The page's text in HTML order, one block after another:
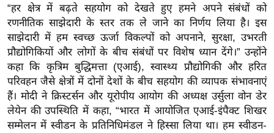
ल
श
ख्सि
य
त
यं
ग
इं
“हर क्षेत्र में बढ़ते सहयोग को देखते हुए हमने अपने संबंधों को
रणनीतिक साझेदारी के स्तर तक ले जाने का निर्णय लिया है। इस
साझेदारी में हम स्वच्छ ऊर्जा विकल्पों को अपनाने, सुरक्षा, उभरती
प्रौद्योगिकियों और लोगों के बीच संबंधों पर विशेष ध्यान देंगे।” उन्होंने
कहा कि कृत्रिम बुद्धिमत्ता (एआई), स्वास्थ्य प्रौद्योगिकी और हरित
परिवहन जैसे क्षेत्रों में दोनों देशों के बीच सहयोग की व्यापक संभावनाएं
हैं। मोदी ने क्रिस्टर्सन और यूरोपीय आयोग की अध्यक्ष उर्सुला वोन डेर
लेयेन की उपस्थिति में कहा, “भारत में आयोजित एआई-इंपैक्ट शिखर
सम्मेलन में स्वीडन के प्रतिनिधिमंडल ने हिस्सा लिया था। हम स्वीडन-